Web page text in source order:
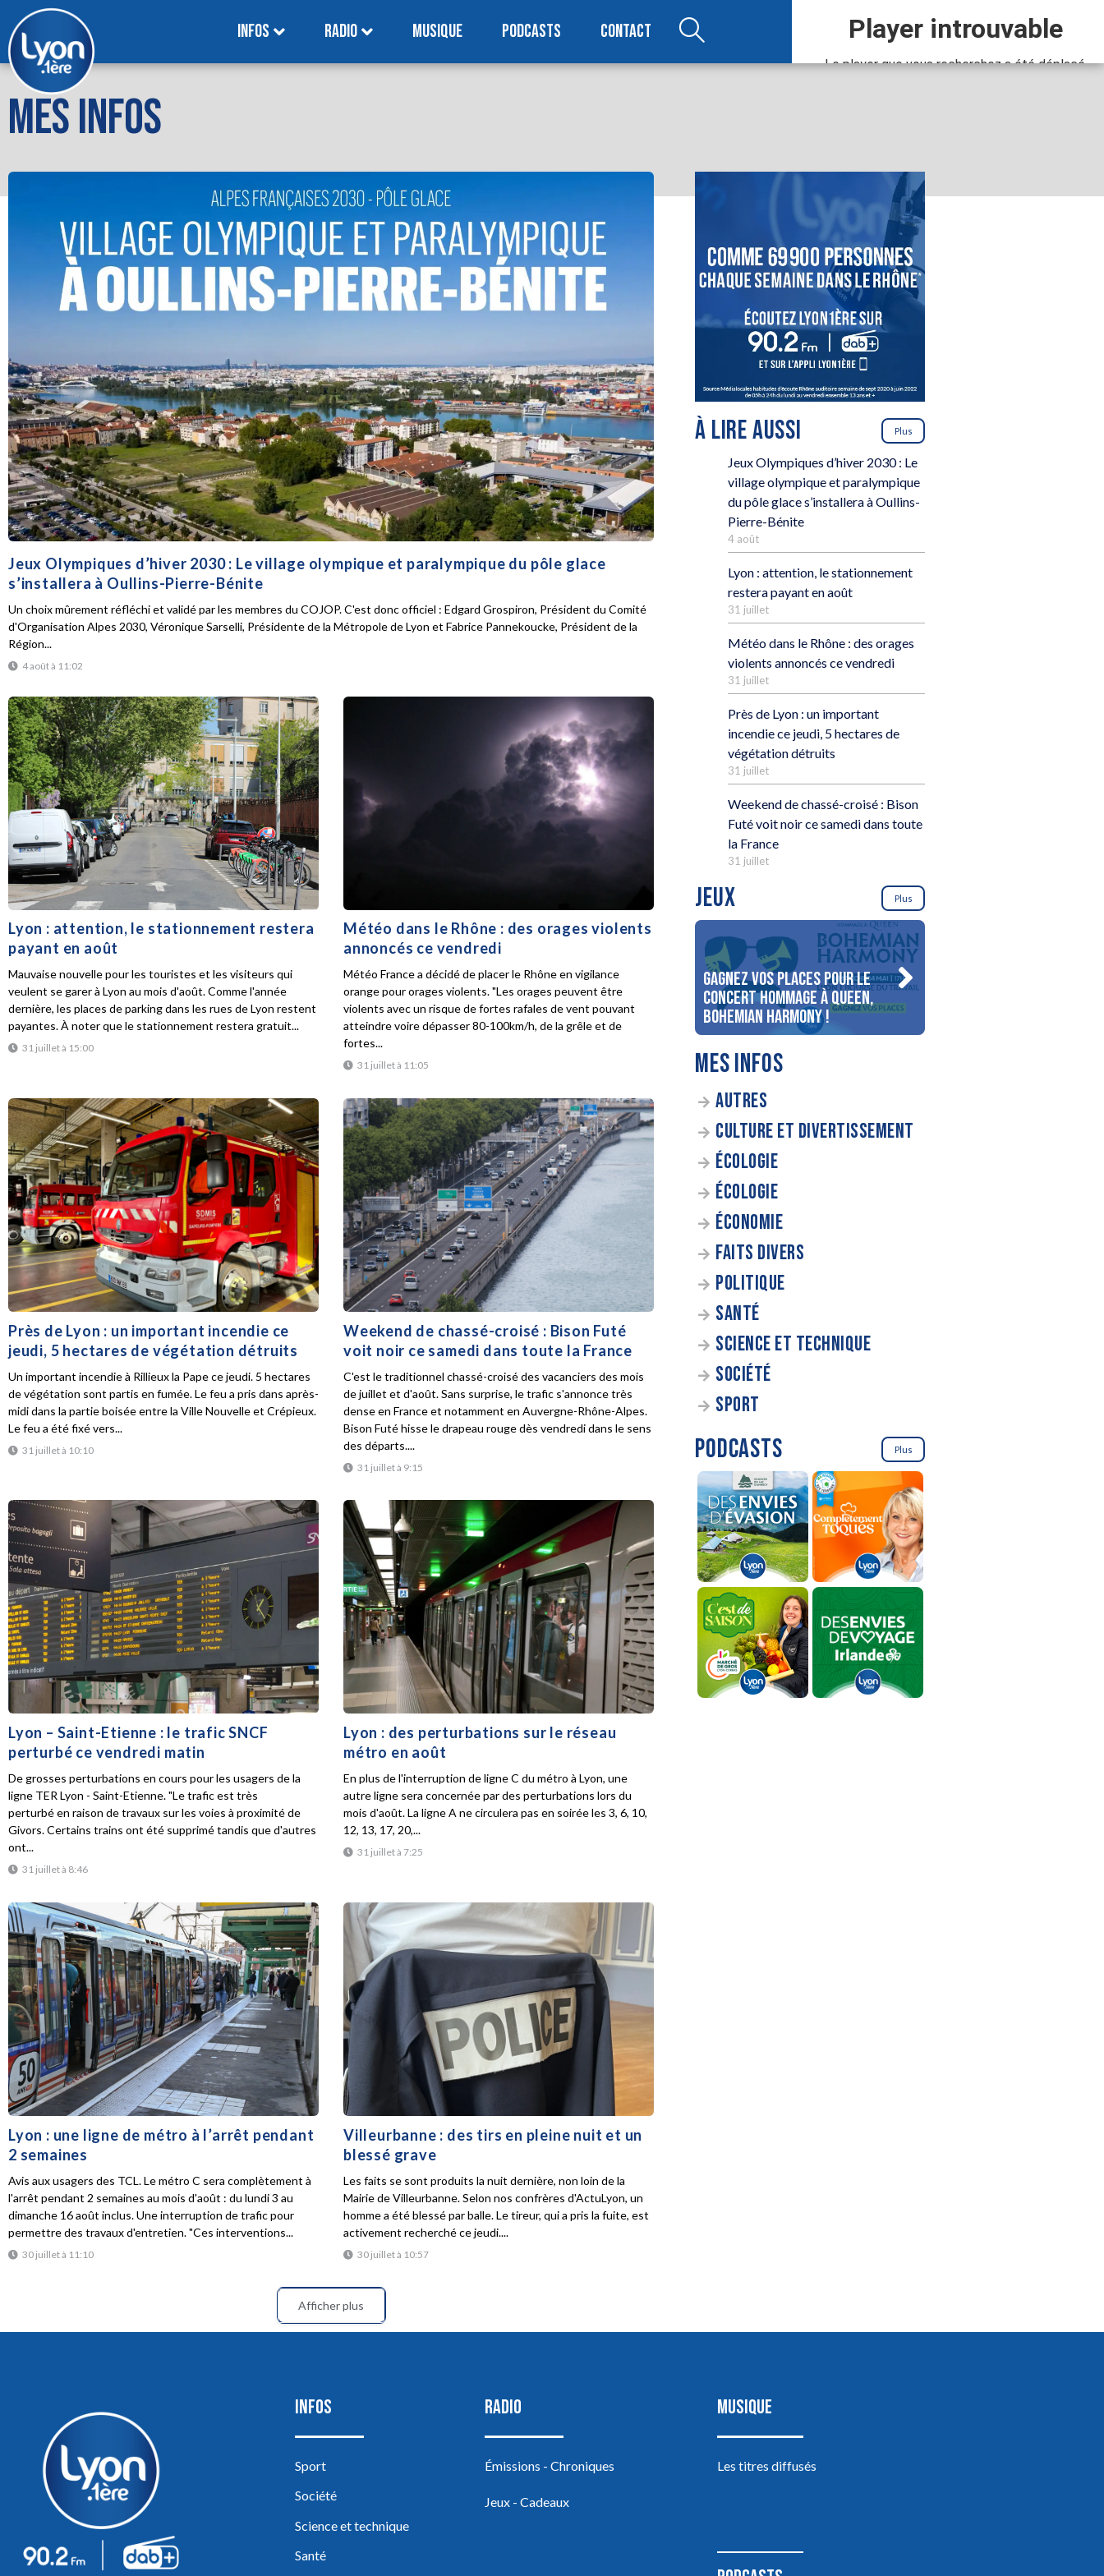
INFOS RADIO MUSIQUE PODCASTS CONTACT
MES INFOS
Jeux Olympiques d’hiver 2030 : Le village olympique et paralympique du pôle glace
s’installera à Oullins-Pierre-Bénite
4 août à 11:02
Un choix mûrement réfléchi et validé par les membres du COJOP. C'est donc officiel : Edgard Grospiron, Président du Comité
d'Organisation Alpes 2030, Véronique Sarselli, Présidente de la Métropole de Lyon et Fabrice Pannekoucke, Président de la
Région...
Lyon : attention, le stationnement restera
payant en août
31 juillet à 15:00
Mauvaise nouvelle pour les touristes et les visiteurs qui
veulent se garer à Lyon au mois d'août. Comme l'année
dernière, les places de parking dans les rues de Lyon restent
payantes. À noter que le stationnement restera gratuit...
Météo dans le Rhône : des orages violents
annoncés ce vendredi
31 juillet à 11:05
Météo France a décidé de placer le Rhône en vigilance
orange pour orages violents. "Les orages peuvent être
violents avec un risque de fortes rafales de vent pouvant
atteindre voire dépasser 80-100km/h, de la grêle et de
fortes...
Près de Lyon : un important incendie ce
jeudi, 5 hectares de végétation détruits
31 juillet à 10:10
Un important incendie à Rillieux la Pape ce jeudi. 5 hectares
de végétation sont partis en fumée. Le feu a pris dans après-
midi dans la partie boisée entre la Ville Nouvelle et Crépieux.
Le feu a été fixé vers...
Weekend de chassé-croisé : Bison Futé
voit noir ce samedi dans toute la France
31 juillet à 9:15
C'est le traditionnel chassé-croisé des vacanciers des mois
de juillet et d'août. Sans surprise, le trafic s'annonce très
dense en France et notamment en Auvergne-Rhône-Alpes.
Bison Futé hisse le drapeau rouge dès vendredi dans le sens
des départs....
Lyon – Saint-Etienne : le trafic SNCF
perturbé ce vendredi matin
31 juillet à 8:46
De grosses perturbations en cours pour les usagers de la
ligne TER Lyon - Saint-Etienne. "Le trafic est très
perturbé en raison de travaux sur les voies à proximité de
Givors. Certains trains ont été supprimé tandis que d'autres
ont...
Lyon : des perturbations sur le réseau
métro en août
31 juillet à 7:25
En plus de l'interruption de ligne C du métro à Lyon, une
autre ligne sera concernée par des perturbations lors du
mois d'août. La ligne A ne circulera pas en soirée les 3, 6, 10,
12, 13, 17, 20,...
Lyon : une ligne de métro à l’arrêt pendant
2 semaines
30 juillet à 11:10
Avis aux usagers des TCL. Le métro C sera complètement à
l'arrêt pendant 2 semaines au mois d'août : du lundi 3 au
dimanche 16 août inclus. Une interruption de trafic pour
permettre des travaux d'entretien. "Ces interventions...
Villeurbanne : des tirs en pleine nuit et un
blessé grave
30 juillet à 10:57
Les faits se sont produits la nuit dernière, non loin de la
Mairie de Villeurbanne. Selon nos confrères d'ActuLyon, un
homme a été blessé par balle. Le tireur, qui a pris la fuite, est
activement recherché ce jeudi....
Afficher plus
À LIRE AUSSI Plus
Jeux Olympiques d’hiver 2030 : Le
village olympique et paralympique
du pôle glace s’installera à Oullins-
Pierre-Bénite
4 août
Lyon : attention, le stationnement
restera payant en août
31 juillet
Météo dans le Rhône : des orages
violents annoncés ce vendredi
31 juillet
Près de Lyon : un important
incendie ce jeudi, 5 hectares de
végétation détruits
31 juillet
Weekend de chassé-croisé : Bison
Futé voit noir ce samedi dans toute
la France
31 juillet
JEUX Plus
Gagnez vos places pour le
concert Hommage à Queen,
Bohemian Harmony !
MES INFOS
AUTRES
CULTURE ET DIVERTISSEMENT
ÉCOLOGIE
ÉCOLOGIE
ÉCONOMIE
FAITS DIVERS
POLITIQUE
SANTÉ
SCIENCE ET TECHNIQUE
SOCIÉTÉ
SPORT
PODCASTS Plus
INFOS
Sport
Société
Science et technique
Santé
RADIO
Émissions - Chroniques
Jeux - Cadeaux
MUSIQUE
Les titres diffusés